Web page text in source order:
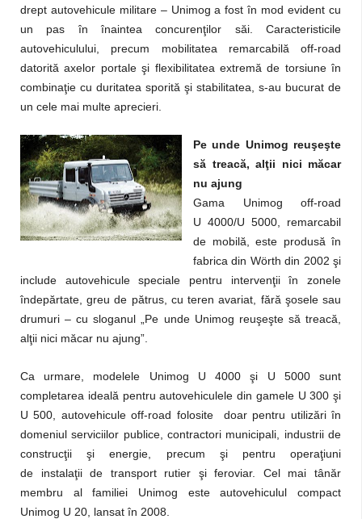
drept autovehicule militare – Unimog a fost în mod evident cu
un pas în înaintea concurenţilor săi. Caracteristicile
autovehiculului, precum mobilitatea remarcabilă off-road
datorită axelor portale şi flexibilitatea extremă de torsiune în
combinaţie cu duritatea sporită şi stabilitatea, s-au bucurat de
un cele mai multe aprecieri.
Pe unde Unimog reuşeşte
să treacă, alţii nici măcar
nu ajung
Gama Unimog off-road
U 4000/U 5000, remarcabil
de mobilă, este produsă în
fabrica din Wörth din 2002 şi
include autovehicule speciale pentru intervenţii în zonele
îndepărtate, greu de pătrus, cu teren avariat, fără şosele sau
drumuri – cu sloganul „Pe unde Unimog reuşeşte să treacă,
alţii nici măcar nu ajung”.
Ca urmare, modelele Unimog U 4000 şi U 5000 sunt
completarea ideală pentru autovehiculele din gamele U 300 şi
U 500, autovehicule off-road folosite doar pentru utilizări în
domeniul serviciilor publice, contractori municipali, industrii de
construcţii şi energie, precum şi pentru operaţiuni
de instalaţii de transport rutier şi feroviar. Cel mai tânăr
membru al familiei Unimog este autovehiculul compact
Unimog U 20, lansat în 2008.